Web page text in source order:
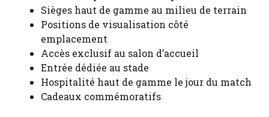
Sièges haut de gamme au milieu de terrain
Positions de visualisation côté
emplacement
Accès exclusif au salon d’accueil
Entrée dédiée au stade
Hospitalité haut de gamme le jour du match
Cadeaux commémoratifs